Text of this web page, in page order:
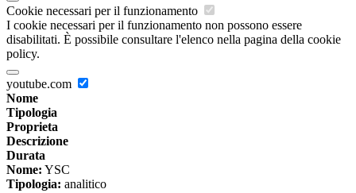
Cookie necessari per il funzionamento
I cookie necessari per il funzionamento non possono essere
disabilitati. È possibile consultare l'elenco nella pagina della cookie
policy.
youtube.com
Nome
Tipologia
Proprieta
Descrizione
Durata
Nome: YSC
Tipologia: analitico